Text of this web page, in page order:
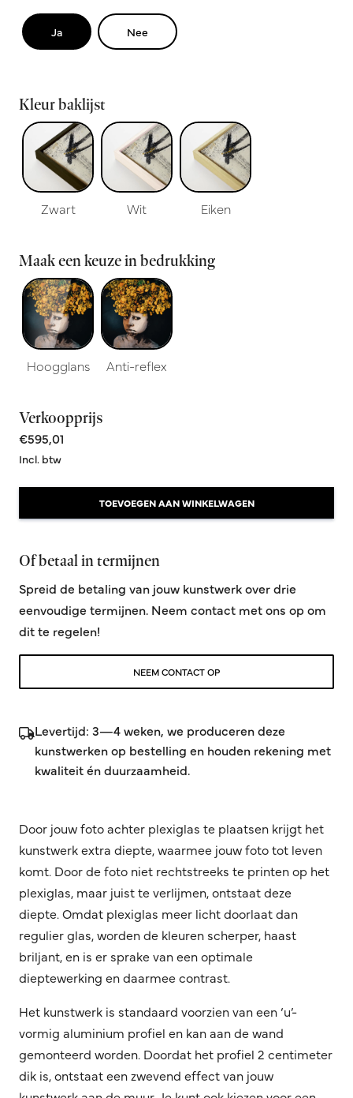
Ja Nee
Kleur baklijst
Zwart Wit Eiken
Maak een keuze in bedrukking
Hoogglans Anti-reflex
Verkoopprijs
€595,01
Incl. btw
TOEVOEGEN AAN WINKELWAGEN
Of betaal in termijnen
Spreid de betaling van jouw kunstwerk over drie
eenvoudige termijnen. Neem contact met ons op om
dit te regelen!
NEEM CONTACT OP
Levertijd: 3—4 weken, we produceren deze
kunstwerken op bestelling en houden rekening met
kwaliteit én duurzaamheid.
Door jouw foto achter plexiglas te plaatsen krijgt het
kunstwerk extra diepte, waarmee jouw foto tot leven
komt. Door de foto niet rechtstreeks te printen op het
plexiglas, maar juist te verlijmen, ontstaat deze
diepte. Omdat plexiglas meer licht doorlaat dan
regulier glas, worden de kleuren scherper, haast
briljant, en is er sprake van een optimale
dieptewerking en daarmee contrast.
Het kunstwerk is standaard voorzien van een ‘u’-
vormig aluminium profiel en kan aan de wand
gemonteerd worden. Doordat het profiel 2 centimeter
dik is, ontstaat een zwevend effect van jouw